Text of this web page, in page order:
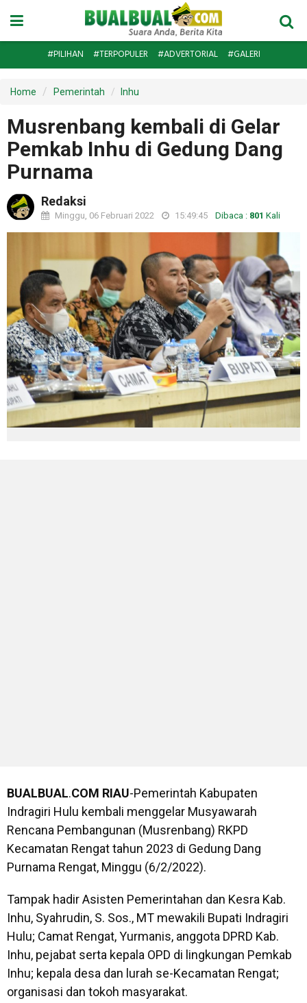
#PILIHAN #TERPOPULER #ADVERTORIAL #GALERI
Home Pemerintah Inhu
Musrenbang kembali di Gelar
Pemkab Inhu di Gedung Dang
Purnama
Redaksi
Minggu, 06 Februari 2022 15:49:45 Dibaca : 801 Kali
BUALBUAL.COM RIAU-Pemerintah Kabupaten
Indragiri Hulu kembali menggelar Musyawarah
Rencana Pembangunan (Musrenbang) RKPD
Kecamatan Rengat tahun 2023 di Gedung Dang
Purnama Rengat, Minggu (6/2/2022).
Tampak hadir Asisten Pemerintahan dan Kesra Kab.
Inhu, Syahrudin, S. Sos., MT mewakili Bupati Indragiri
Hulu; Camat Rengat, Yurmanis, anggota DPRD Kab.
Inhu, pejabat serta kepala OPD di lingkungan Pemkab
Inhu; kepala desa dan lurah se-Kecamatan Rengat;
organisasi dan tokoh masyarakat.